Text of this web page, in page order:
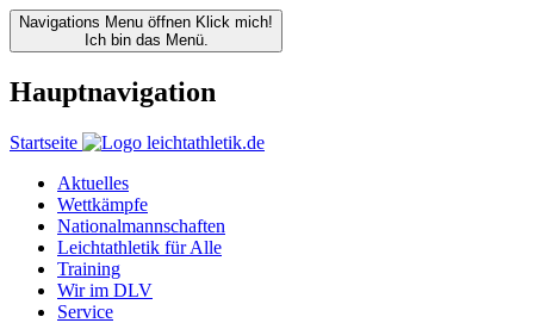
Navigations Menu öffnen Klick mich!
Ich bin das Menü.
Hauptnavigation
Startseite
Aktuelles
Wettkämpfe
Nationalmannschaften
Leichtathletik für Alle
Training
Wir im DLV
Service